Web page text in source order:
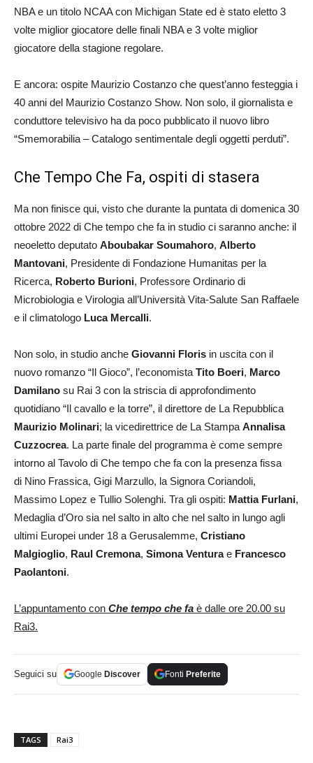
NBA e un titolo NCAA con Michigan State ed è stato eletto 3
volte miglior giocatore delle finali NBA e 3 volte miglior
giocatore della stagione regolare.
E ancora: ospite Maurizio Costanzo che quest’anno festeggia i
40 anni del Maurizio Costanzo Show. Non solo, il giornalista e
conduttore televisivo ha da poco pubblicato il nuovo libro
“Smemorabilia – Catalogo sentimentale degli oggetti perduti”.
Che Tempo Che Fa, ospiti di stasera
Ma non finisce qui, visto che durante la puntata di domenica 30
ottobre 2022 di Che tempo che fa in studio ci saranno anche: il
neoeletto deputato Aboubakar Soumahoro, Alberto
Mantovani, Presidente di Fondazione Humanitas per la
Ricerca, Roberto Burioni, Professore Ordinario di
Microbiologia e Virologia all’Università Vita-Salute San Raffaele
e il climatologo Luca Mercalli.
Non solo, in studio anche Giovanni Floris in uscita con il
nuovo romanzo “Il Gioco”, l’economista Tito Boeri, Marco
Damilano su Rai 3 con la striscia di approfondimento
quotidiano “Il cavallo e la torre”, il direttore de La Repubblica
Maurizio Molinari; la vicedirettrice de La Stampa Annalisa
Cuzzocrea. La parte finale del programma è come sempre
intorno al Tavolo di Che tempo che fa con la presenza fissa
di Nino Frassica, Gigi Marzullo, la Signora Coriandoli,
Massimo Lopez e Tullio Solenghi. Tra gli ospiti: Mattia Furlani,
Medaglia d’Oro sia nel salto in alto che nel salto in lungo agli
ultimi Europei under 18 a Gerusalemme, Cristiano
Malgioglio, Raul Cremona, Simona Venturae Francesco
Paolantoni.
L’appuntamento con Che tempo che fa è dalle ore 20.00 su
Rai3.
Seguici su Google Discover Fonti Preferite
TAGS Rai3